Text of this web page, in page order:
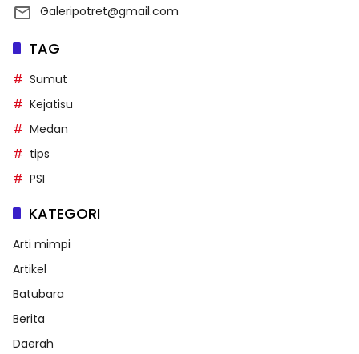
Galeripotret@gmail.com
TAG
Sumut
Kejatisu
Medan
tips
PSI
KATEGORI
Arti mimpi
Artikel
Batubara
Berita
Daerah